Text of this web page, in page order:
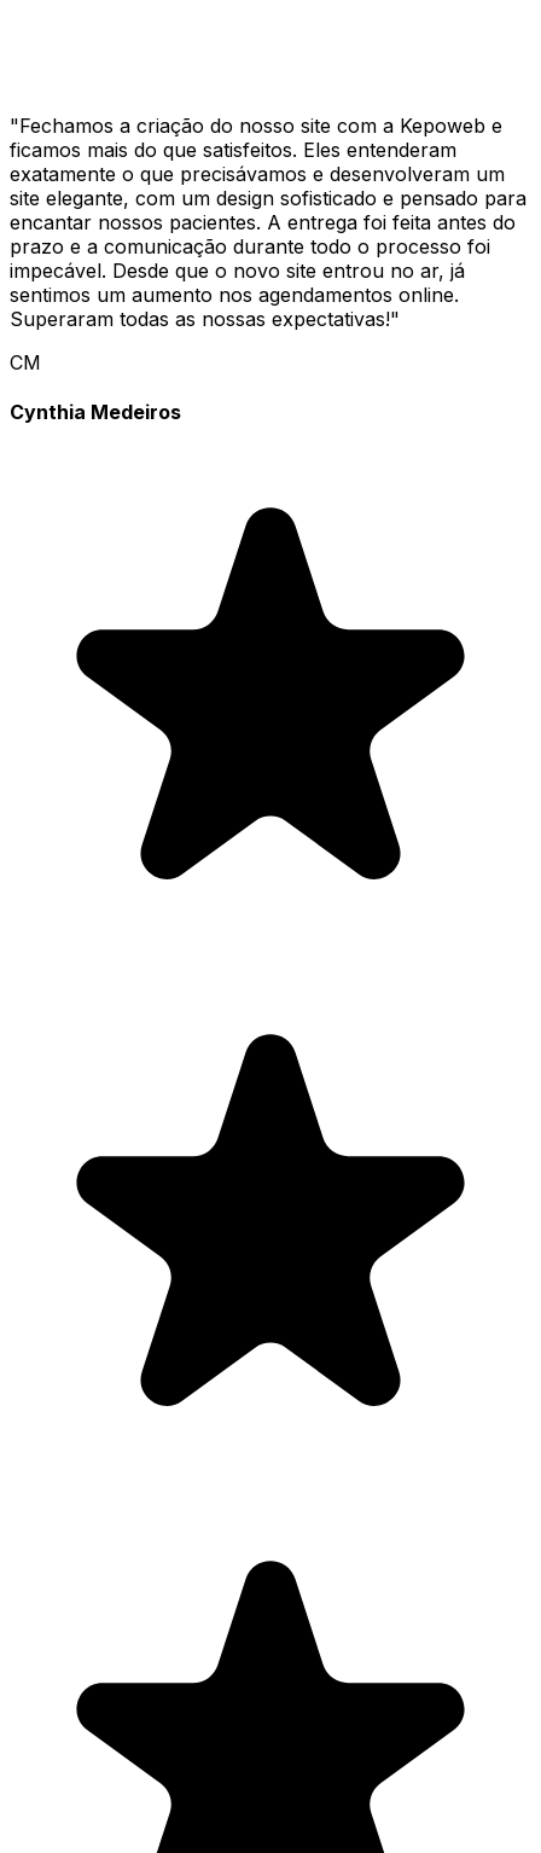
"Fechamos a criação do nosso site com a Kepoweb e
ficamos mais do que satisfeitos. Eles entenderam
exatamente o que precisávamos e desenvolveram um
site elegante, com um design sofisticado e pensado para
encantar nossos pacientes. A entrega foi feita antes do
prazo e a comunicação durante todo o processo foi
impecável. Desde que o novo site entrou no ar, já
sentimos um aumento nos agendamentos online.
Superaram todas as nossas expectativas!"
CM
Cynthia Medeiros